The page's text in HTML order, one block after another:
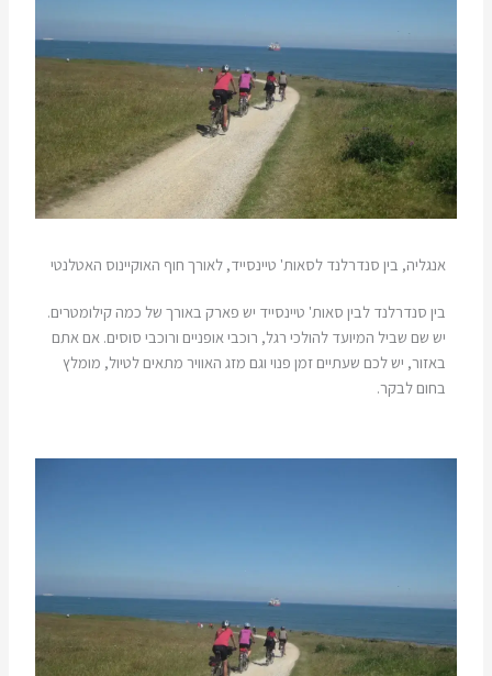
אנגליה, בין סנדרלנד לסאות' טיינסייד, לאורך חוף האוקיינוס האטלנטי
בין סנדרלנד לבין סאות' טיינסייד יש פארק באורך של כמה קילומטרים.
יש שם שביל המיועד להולכי רגל, רוכבי אופניים ורוכבי סוסים. אם אתם
באזור, יש לכם שעתיים זמן פנוי וגם מזג האוויר מתאים לטיול, מומלץ
בחום לבקר.